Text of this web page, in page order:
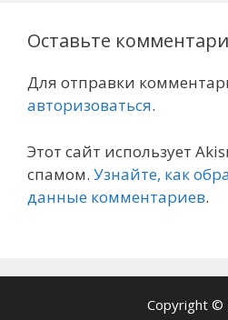
Оставьте
Для отправки
авторизоваться.
Этот сайт использует
спамом. Узнайте, как
данные комментариев.
Copyright ©